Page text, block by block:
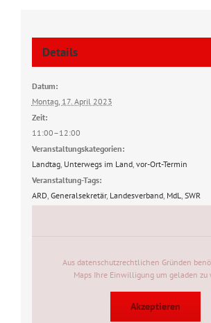
Details
Datum:
Montag, 17. April 2023
Zeit:
11:00–12:00
Veranstaltungskategorien:
Landtag, Unterwegs im Land, vor-Ort-Termin
Veranstaltung-Tags:
ARD Generalsekretär, Landesverband, MdL SWR
Aus datenschutzrechtlichen Gründen
Maps Ihre Einwilligung um geladen zu
Akzeptieren